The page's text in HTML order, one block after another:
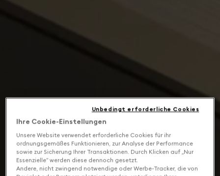
Ihre Cookie-Einstellungen
Unsere Website verwendet erforderliche Cookies für ihr
ordnungsgemäßes Funktionieren, zur Analyse der Performance
sowie zur Sicherung Ihrer Transaktionen. Durch Klicken auf „Nur
Essenzielle“ werden diese dennoch gesetzt.
Andere, nicht zwingend notwendige oder Werbe-Tracker, die von
Unbedingt erforderliche Cookies